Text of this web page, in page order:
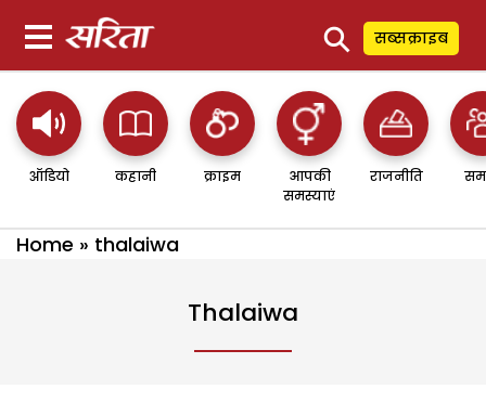
⚲ सब्सक्राइब
ऑडियो कहानी क्राइम
आपकी
समस्याएं
राजनीति
Home » thalaiwa
Thalaiwa